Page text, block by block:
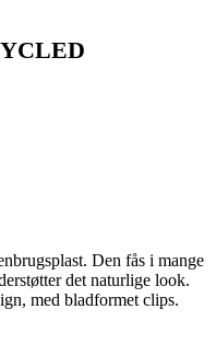
Den fås i mange
det naturlige look.
med bladformet clips.